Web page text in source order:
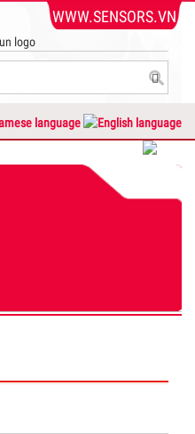
WWW.SENSORS.VN